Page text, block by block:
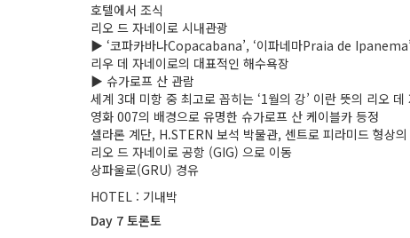
호텔에서 조식
리오 드 자네이로 시내관광
▶ ‘코파카바나Copacabana’, ‘이파네마Praia de
리우 데 자네이로의 대표적인 해수욕장
▶ 슈가로프 산 관람
세계 3대 미항 중 최고로 꼽히는 ‘1월의 강’ 이란 뜻의 리오 데
영화 007의 배경으로 유명한 슈가로프 산 케이블카 등정
셀라론 계단, H.STERN 보석 박물관, 센트로 피라미드 형상
리오 드 자네이로 공항 (GIG) 으로 이동
상파울로(GRU) 경유
HOTEL : 기내박
Day 7 토론토